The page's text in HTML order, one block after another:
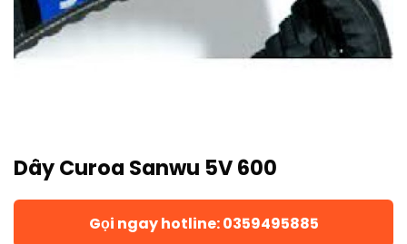
Dây Curoa Sanwu 5V 600
Gọi ngay hotline: 0359495885